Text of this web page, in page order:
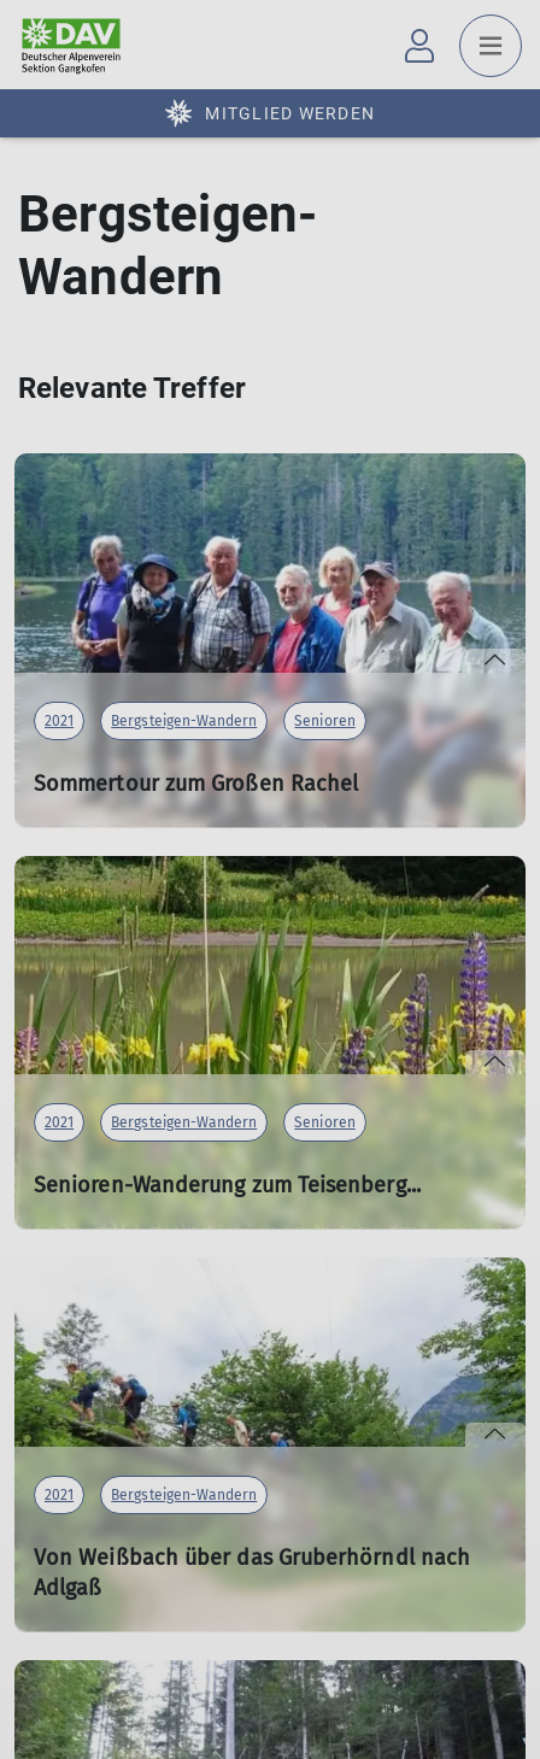
MITGLIED WERDEN
Bergsteigen-
Wandern
Relevante Treffer
2021 Bergsteigen-Wandern Senioren
Sommertour zum Großen Rachel
Senioren trotzten der Hitze und der längeren Wegstrecke
mehr erfahren
2021 Bergsteigen-Wandern Senioren
Senioren-Wanderung zum Teisenberg...
...von Farnbichl aus
Teisenberg hoch. Dieses Mal wählten wir den Zustieg
vom Westen und starteten am Wanderparkplatz in
Farnbichl.
mehr erfahren
2021 Bergsteigen-Wandern
Von Weißbach über das Gruberhörndl nach
Adlgaß
Zehn Mitglieder des DAV Gangkofen stiegen über den
wenig begangenen "Koialuwei-Steig"
mehr erfahren